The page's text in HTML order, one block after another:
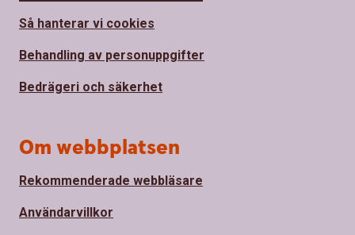
Så hanterar vi cookies
Behandling av personuppgifter
Bedrägeri och säkerhet
Om webbplatsen
Rekommenderade webbläsare
Användarvillkor